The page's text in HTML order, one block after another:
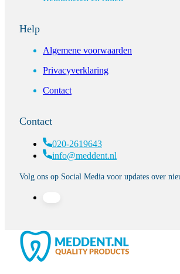
Help
Algemene voorwaarden
Privacyverklaring
Contact
Contact
020-2619643
info@meddent.nl
Volg ons op Social Media voor updates over